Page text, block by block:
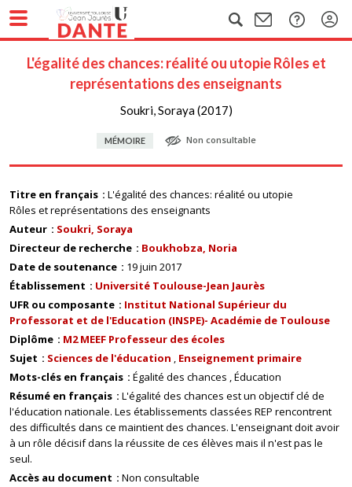
L'égalité des chances: réalité ou utopie Rôles et
représentations des enseignants
Soukri, Soraya (2017)
MÉMOIRE Non consultable
Titre en français
L'égalité des chances: réalité ou utopie
Rôles et représentations des enseignants
Auteur
Soukri, Soraya
Directeur de recherche
Boukhobza, Noria
Date de soutenance
19 juin 2017
Établissement
Université Toulouse-Jean Jaurès
UFR ou composante
Institut National Supérieur du
Professorat et de l'Education (INSPE)- Académie de Toulouse
Diplôme
M2 MEEF Professeur des écoles
Sujet
Sciences de l'éducation
Enseignement primaire
Mots-clés en français
Égalité des chances Éducation
Résumé en français
L'égalité des chances est un objectif clé de
l'éducation nationale. Les établissements classées REP rencontrent
des difficultés dans ce maintient des chances. L'enseignant doit avoir
à un rôle décisif dans la réussite de ces élèves mais il n'est pas le
seul.
Accès au document
Non consultable